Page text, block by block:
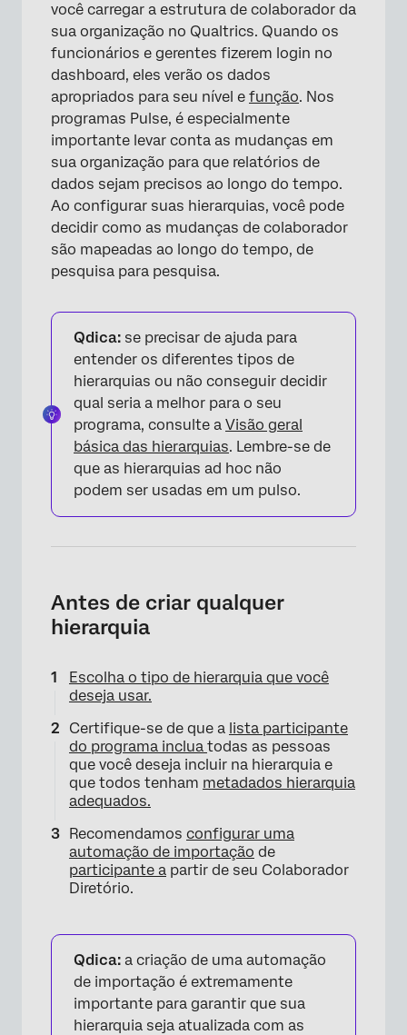
Visualização de hierarquias históricas
Como alterar a Hierarquia atual
Alteração ou atualização de mapeamentos
Hierarquia
Efeitos das mudanças de Participante nas
hierarquias
Perguntas frequentes
você carregar a estrutura de colaborador da
sua organização no Qualtrics. Quando os
funcionários e gerentes fizerem login no
dashboard, eles verão os dados
apropriados para seu nível e função. Nos
programas Pulse, é especialmente
importante levar conta as mudanças em
sua organização para que relatórios de
dados sejam precisos ao longo do tempo.
Ao configurar suas hierarquias, você pode
decidir como as mudanças de colaborador
são mapeadas ao longo do tempo, de
pesquisa para pesquisa.
Qdica: se precisar de ajuda para
entender os diferentes tipos de
hierarquias ou não conseguir decidir
qual seria a melhor para o seu
programa, consulte a Visão geral
básica das hierarquias. Lembre-se de
que as hierarquias ad hoc não
podem ser usadas em um pulso.
Antes de criar qualquer
hierarquia
Escolha o tipo de hierarquia que você
deseja usar.
Certifique-se de que a lista participante
do programa inclua todas as pessoas
que você deseja incluir na hierarquia e
que todos tenham metadados hierarquia
adequados.
Recomendamos configurar uma
automação de importação de
participante a partir de seu Colaborador
Diretório.
Qdica: a criação de uma automação
de importação é extremamente
importante para garantir que sua
hierarquia seja atualizada com as